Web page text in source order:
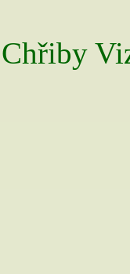
Chřiby